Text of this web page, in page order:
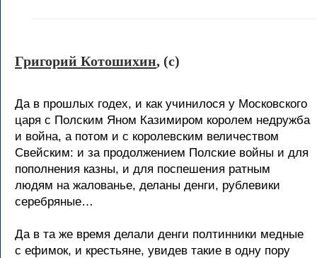
Григорий Котошихин, (c)
Да в прошлых годех, и как учинилося у Московского
царя с Полским Яном Казимиром королем недружба
и война, а потом и с королевским величеством
Свейским: и за продолжением Полские войны и для
пополнения казны, и для поспешения ратным
людям на жалованье, деланы денги, рублевики
серебряные…
Да в та же время делали денги полтинники медные
с ефимок, и крестьяне, увидев такие в одну пору